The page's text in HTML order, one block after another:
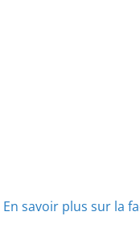
En savoir plus sur la